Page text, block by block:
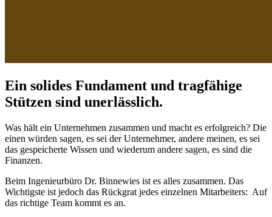
Ein solides Fundament und tragfähige
Stützen sind unerlässlich.
Was hält ein Unternehmen zusammen und macht es erfolgreich? Die
einen würden sagen, es sei der Unternehmer, andere meinen, es sei
das gespeicherte Wissen und wiederum andere sagen, es sind die
Finanzen.
Beim Ingenieurbüro Dr. Binnewies ist es alles zusammen. Das
Wichtigste ist jedoch das Rückgrat jedes einzelnen Mitarbeiters: Auf
das richtige Team kommt es an.